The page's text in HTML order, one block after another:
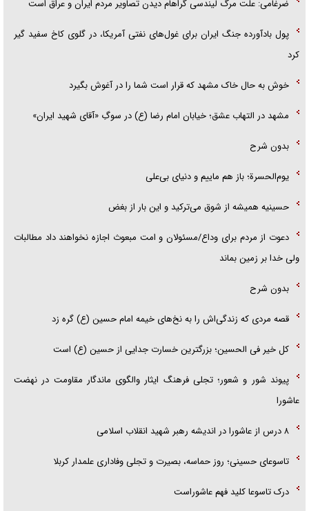
ضرغامی: علت مرگ لیندسی گراهام دیدن تصاویر مردم ایران و عراق است
پول بادآورده جنگ ایران برای غول‌های نفتی آمریکا، در گلوی کاخ سفید گیر
کرد
خوش به حال خاک مشهد که قرار است شما را در آغوش بگیرد
مشهد در التهاب عشق؛ خیابان امام رضا (ع) در سوگِ «آقای شهید ایران»
بدون شرح
یوم‌الحسرة؛ باز هم ماییم و دنیای بی‌علی
حسینیه همیشه از شوق می‌ترکید و این بار از بغض
دعوت از مردم برای وداع/مسئولان و امت مبعوث اجازه نخواهند داد مطالبات
ولی خدا بر زمین بماند
بدون شرح
قصه مردی که زندگی‌اش را به نخ‌های خیمه امام حسین (ع) گره زد
کل خیر فی الحسین؛ بزرگترین خسارت جدایی از حسین (ع) است
پیوند شور و شعور؛ تجلی فرهنگ ایثار والگوی ماندگار مقاومت در نهضت
عاشورا
۸ درس از عاشورا در اندیشه رهبر شهید انقلاب اسلامی
تاسوعای حسینی؛ روز حماسه، بصیرت و تجلی وفاداری علمدار کربلا
درک تاسوعا کلید فهم عاشوراست